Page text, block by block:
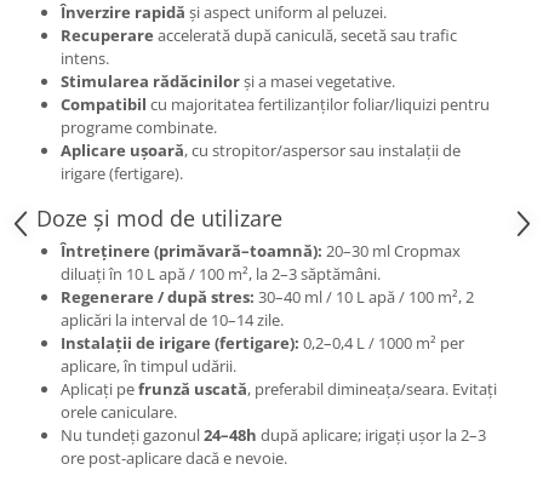
Înverzire rapidă și aspect uniform al peluzei.
Recuperare accelerată după caniculă, secetă sau trafic
intens.
Stimularea rădăcinilorși a masei vegetative.
Compatibil cu majoritatea fertilizanților foliar/liquizi pentru
programe combinate.
Aplicare ușoară, cu stropitor/aspersor sau instalații de
irigare (fertigare).
Doze și mod de utilizare
Întreținere (primăvară–toamnă): 20–30 ml Cropmax
diluați în 10 L apă / 100 m², la 2–3 săptămâni.
Regenerare / după stres: 30–40 ml / 10 L apă / 100 m², 2
aplicări la interval de 10–14 zile.
Instalații de irigare (fertigare): 0,2–0,4 L / 1000 m² per
aplicare, în timpul udării.
Aplicați pefrunză uscată, preferabil dimineața/seara. Evitați
orele caniculare.
Nu tundeți gazonul24–48h după aplicare; irigați ușor la 2–3
ore post-aplicare dacă e nevoie.